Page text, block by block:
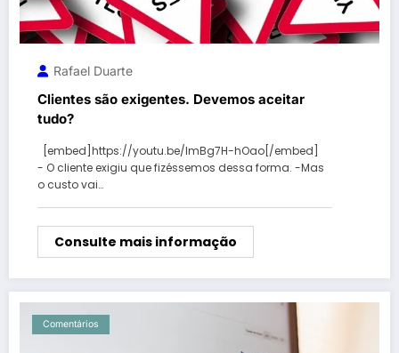
Rafael Duarte
Clientes são exigentes. Devemos aceitar
tudo?
[embed]https://youtu.be/lmBg7H-hOao[/embed]
- O cliente exigiu que fizéssemos dessa forma. -Mas
o custo vai…
Consulte mais informação
Comentários